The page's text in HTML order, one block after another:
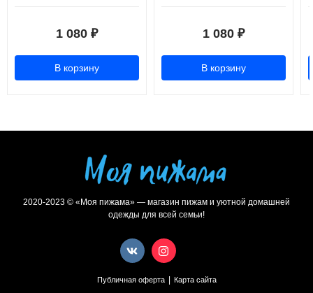
1 080 ₽
В корзину
1 080 ₽
В корзину
2020-2023 © «Моя пижама» — магазин пижам и уютной домашней
одежды для всей семьи!
Публичная оферта | Карта сайта